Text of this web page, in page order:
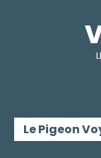
Le Pigeon